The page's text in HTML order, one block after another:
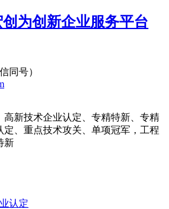
创为创新企业服务平台
同号）
认定